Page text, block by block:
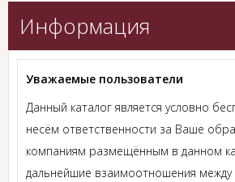
Информация
Уважаемые пользователи
Данный каталог является условно
несём ответственности за Ваше
компаниям размещённым в данном
дальнейшие взаимоотношения между